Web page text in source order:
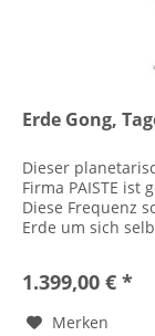
Erde Gong,
Dieser
Firma PAISTE ist
Diese Frequenz
Erde um sich
1.399,00 € *
Merken